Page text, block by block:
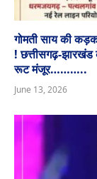
गोमती साय की
! छत्तीसगढ़-
रूट मंजूर………..
June 13, 2026